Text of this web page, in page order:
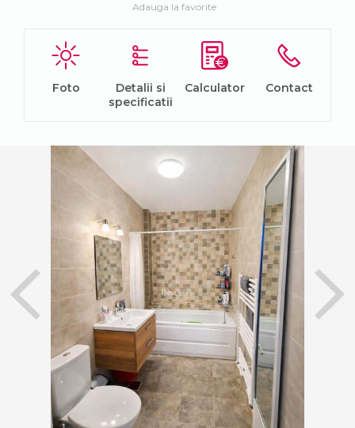
Adauga la favorite
Foto
Detalii si
specificatii
Calculator Contact